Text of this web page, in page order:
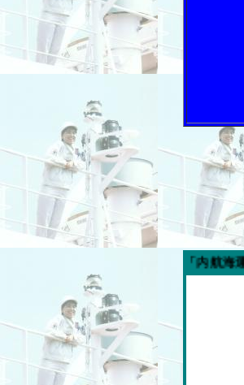
今週の「内航海運新聞」広告ス